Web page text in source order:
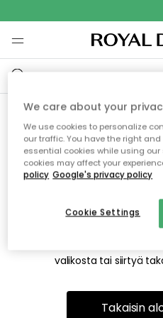
Emme
Tämä voi johtua siitä, että
on siirretty muualle.
valikosta tai siirtyä
Takaisin
We care about your
We use cookies to personalize
our traffic. You have the right
essential cookies while using our
cookies may affect your
policy Google's privacy policy
Cookie Settings